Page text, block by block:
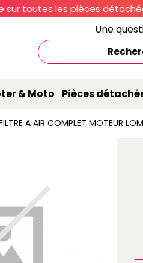
toutes les pièces
Une
& Moto Pièces
A AIR COMPLET MOTEUR